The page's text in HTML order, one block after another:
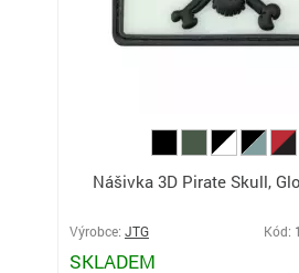
Nášivka 3D Pirate Skull,
Výrobce: JTG Kód:
SKLADEM